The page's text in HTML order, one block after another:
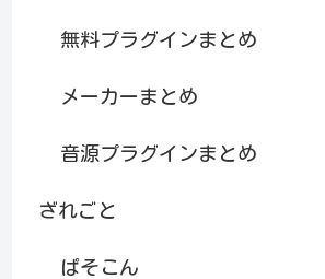
無料プラグインまとめ
メーカーまとめ
音源プラグインまとめ
ざれごと
ぱそこん